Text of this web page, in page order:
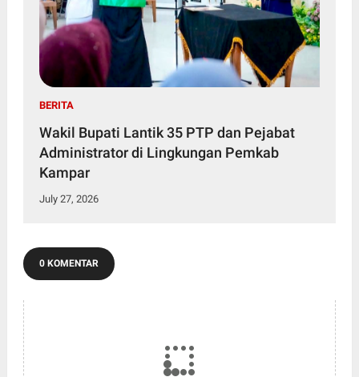
BERITA
Wakil Bupati Lantik 35 PTP dan Pejabat
Administrator di Lingkungan Pemkab
Kampar
July 27, 2026
0 KOMENTAR